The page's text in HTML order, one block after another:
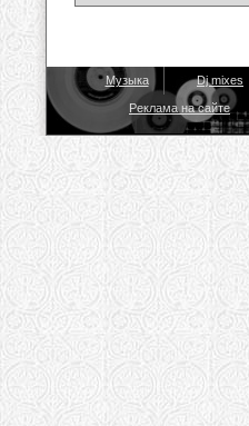
Музыка Dj mixes
Реклама на сайте